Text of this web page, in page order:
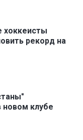
хоккеисты
рекорд на
новом клубе